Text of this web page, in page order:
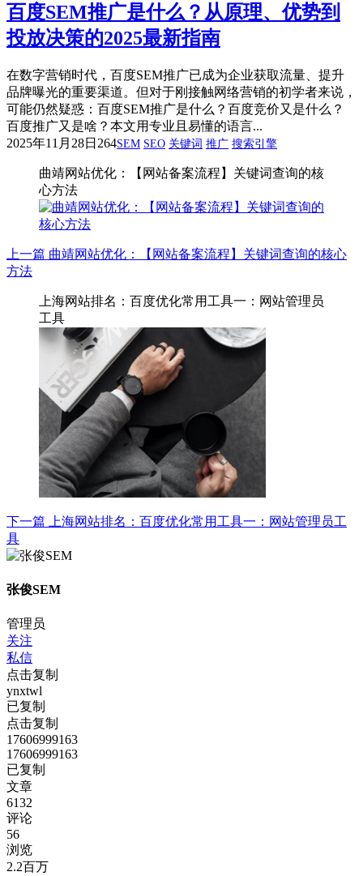
百度SEM推广是什么？从原理、优势到
投放决策的2025最新指南
在数字营销时代，百度SEM推广已成为企业获取流量、提升
品牌曝光的重要渠道。但对于刚接触网络营销的初学者来说，
可能仍然疑惑：百度SEM推广是什么？百度竞价又是什么？
百度推广又是啥？本文用专业且易懂的语言...
2025年11月28日 264SEM SEO 关键词 推广 搜索引擎
曲靖网站优化：【网站备案流程】关键词查询的核
心方法
上一篇 曲靖网站优化：【网站备案流程】关键词查询的核心
方法
上海网站排名：百度优化常用工具一：网站管理员
工具
下一篇
上海网站排名：百度优化常用工具一：网站管理员工
具
张俊SEM
管理员
关注
私信
点击复制
ynxtwl
已复制
点击复制
17606999163
17606999163
已复制
文章
6132
评论
56
浏览
2.2百万